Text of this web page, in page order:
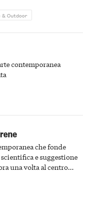
& Outdoor
contemporanea
che fonde
e suggestione
una volta al centro
del passato astigiano